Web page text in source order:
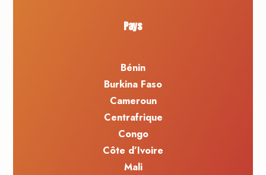
Pays
Bénin
Burkina Faso
Cameroun
Centrafrique
Congo
Côte d’Ivoire
Mali